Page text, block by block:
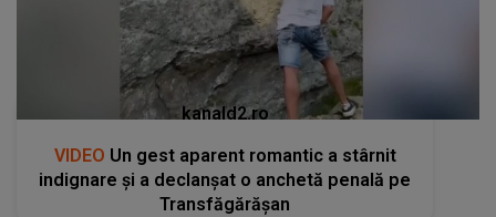
kanald2.ro
VIDEO Un gest aparent romantic a stârnit
indignare și a declanșat o anchetă penală pe
Transfăgărășan